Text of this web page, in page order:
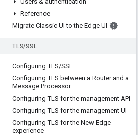
Reference
Migrate Classic UI to the Edge UI
TLS/SSL
Configuring TLS/SSL
Configuring TLS between a Router and a
Message Processor
Configuring TLS for the management API
Configuring TLS for the management UI
Configuring TLS for the New Edge
experience